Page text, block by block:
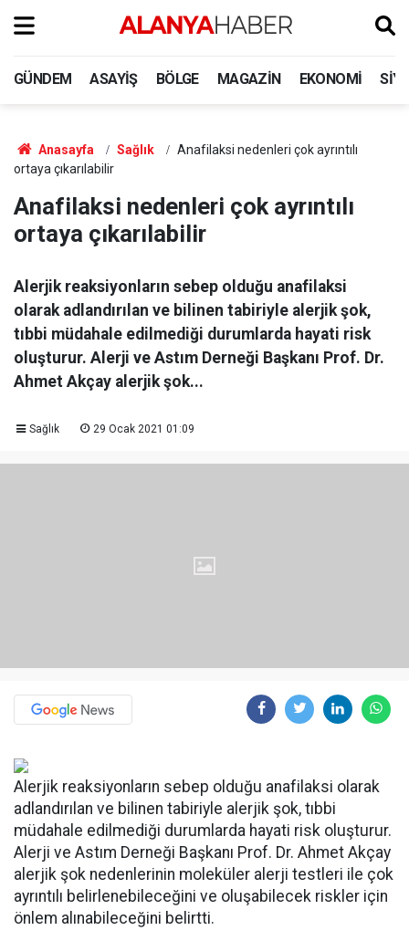
GÜNDEM ASAYIŞ BÖLGE MAGAZIN EKONOMI
Anasayfa Sağlık
Anafilaksi nedenleri çok ayrıntılı
ortaya çıkarılabilir
Anafilaksi nedenleri çok ayrıntılı
ortaya çıkarılabilir
Alerjik reaksiyonların sebep olduğu anafilaksi
olarak adlandırılan ve bilinen tabiriyle alerjik şok,
tıbbi müdahale edilmediği durumlarda hayati risk
oluşturur. Alerji ve Astım Derneği Başkanı Prof. Dr.
Ahmet Akçay alerjik şok...
Sağlık 29 Ocak 2021 01:09
Alerjik reaksiyonların sebep olduğu anafilaksi olarak
adlandırılan ve bilinen tabiriyle alerjik şok, tıbbi
müdahale edilmediği durumlarda hayati risk oluşturur.
Alerji ve Astım Derneği Başkanı Prof. Dr. Ahmet Akçay
alerjik şok nedenlerinin moleküler alerji testleri ile çok
ayrıntılı belirlenebileceğini ve oluşabilecek riskler için
önlem alınabileceğini belirtti.